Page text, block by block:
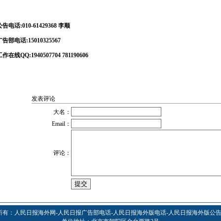
告电话:010-61429368 李顺
告部电话:15010325567
作在线QQ:1940507704 781190606
发表评论
大名：
Email：
评论：
有：人民日报海外网-人民日报广告部电话-人民日报海外版电话-人民日报海外版公